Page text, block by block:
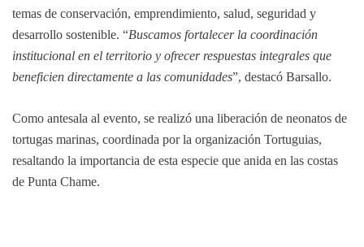
temas de conservación, emprendimiento, salud, seguridad y
desarrollo sostenible. “Buscamos fortalecer la coordinación
institucional en el territorio y ofrecer respuestas integrales que
beneficien directamente a las comunidades”, destacó Barsallo.
Como antesala al evento, se realizó una liberación de neonatos de
tortugas marinas, coordinada por la organización Tortuguias,
resaltando la importancia de esta especie que anida en las costas
de Punta Chame.